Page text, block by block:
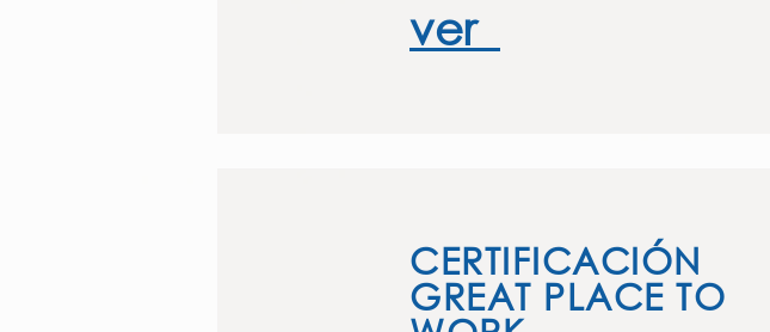
ver
CERTIFICACIÓN
GREAT PLACE TO